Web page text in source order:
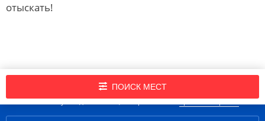
отыскать!
ПОИСК МЕСТ
Подпишись на нашу рассылку новостей!
Нажимая кнопку «Подписаться», вы принимаетеправила портала